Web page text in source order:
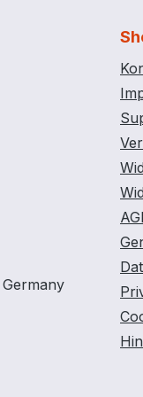
Zapfpistole
Befüllschlauch
86 x 212 x